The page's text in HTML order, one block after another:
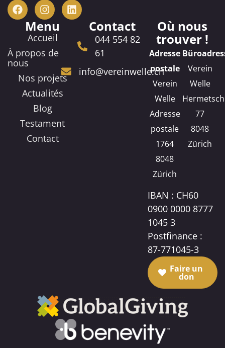
Menu
Accueil
À propos de
nous
Nos projets
Actualités
Blog
Testament
Contact
Contact
044 554 82
61
info@vereinwelle.ch
Où nous
trouver !
Adresse
postale
Verein
Welle
Adresse
postale
1764
8048
Zürich
Verein
Welle
77
8048
Zürich
IBAN : CH60
0900 0000 8777
1045 3
Postfinance :
87-771045-3
Faire un
don